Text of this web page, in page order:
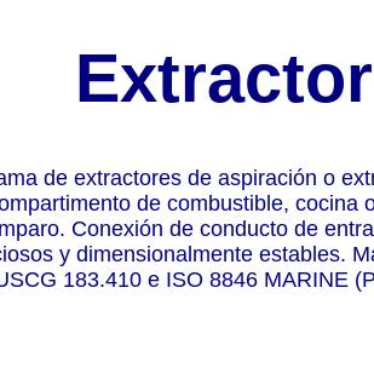
de extractores de aspiración o
de combustible, cocina
Conexión de conducto de
y dimensionalmente estables.
183.410 e ISO 8846 MARINE